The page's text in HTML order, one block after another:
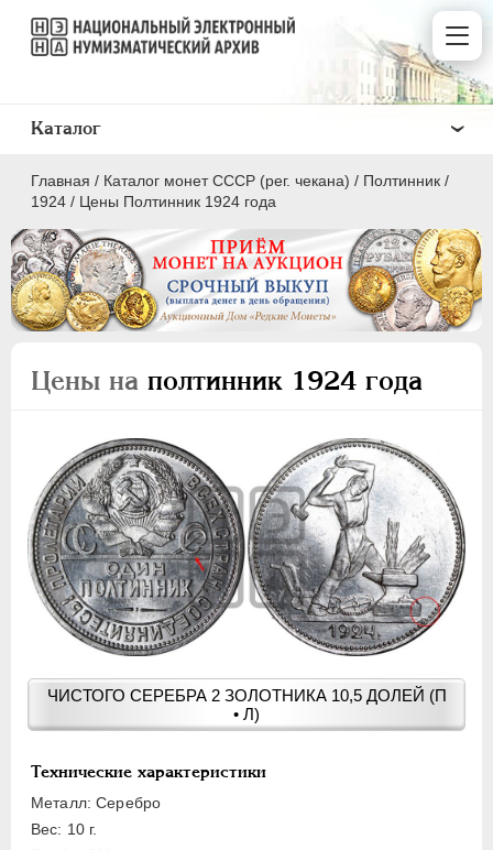
Главная / Каталог монет СССР (рег. чекана) / Полтинник /
1924 / Цены Полтинник 1924 года
Цены на полтинник 1924 года
ЧИСТОГО СЕРЕБРА 2 ЗОЛОТНИКА 10,5 ДОЛЕЙ (П
• Л)
Технические характеристики
Металл: Серебро
Вес: 10 г.
Каталог
ПОЛКОПЕЙКИ
2 КОПЕЙКИ
5 КОПЕЕК
10 КОПЕЕК
15 КОПЕЕК
20 КОПЕЕК
50 КОПЕЕК
ПОЛТИННИК
1 РУБЛЬ
3 РУБЛЯ
ЧЕРВОНЕЦ